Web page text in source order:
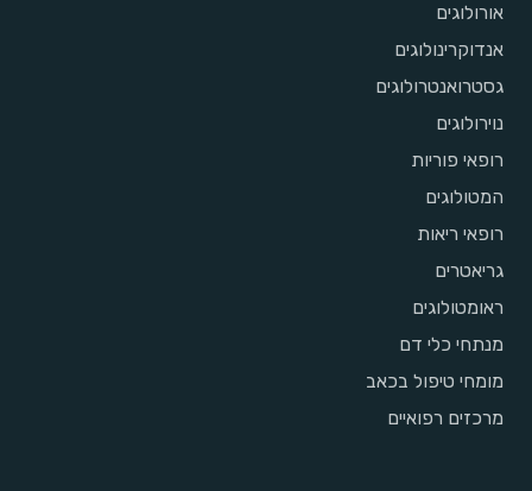
אורולוגים
אנדוקרינולוגים
גסטרואנטרולוגים
נוירולוגים
רופאי פוריות
המטולוגים
רופאי ריאות
גריאטרים
ראומטולוגים
מנתחי כלי דם
מומחי טיפול בכאב
מרכזים רפואיים